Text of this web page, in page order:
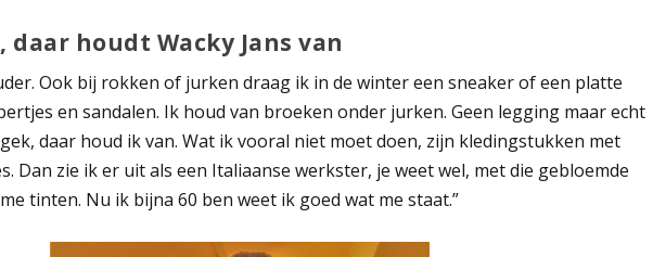
daar houdt Wacky Jans van
Ook bij rokken of jurken draag ik in de winter een sneaker of een platte
en sandalen. Ik houd van broeken onder jurken. Geen legging maar echt
daar houd ik van. Wat ik vooral niet moet doen, zijn kledingstukken met
Dan zie ik er uit als een Italiaanse werkster, je weet wel, met die gebloemde
tinten. Nu ik bijna 60 ben weet ik goed wat me staat.”